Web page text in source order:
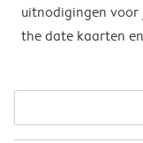
uitnodigingen voor
the date kaarten